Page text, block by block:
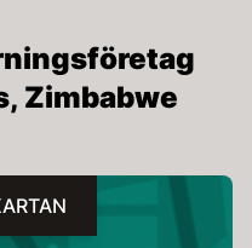
Zimbabwe